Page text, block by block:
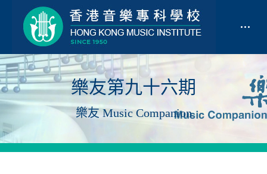
樂友第九十六期
樂友 Music Companion